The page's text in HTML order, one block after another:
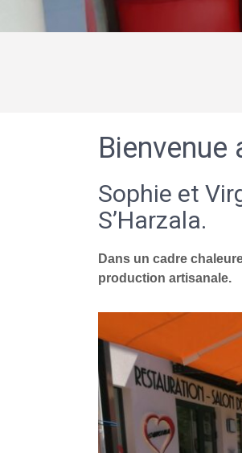
Bienvenue
Sophie et
S’Harzala.
Dans un cadre
production artisanale.